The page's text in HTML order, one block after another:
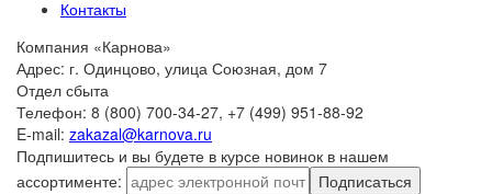
Контакты
Компания «Карнова»
Адрес: г. Одинцово, улица Союзная, дом 7
Отдел сбыта
Телефон: 8 (800) 700-34-27, +7 (499) 951-88-92
E-mail: zakazal@karnova.ru
Подпишитесь и вы будете в курсе новинок в нашем
ассортименте:
Подписаться